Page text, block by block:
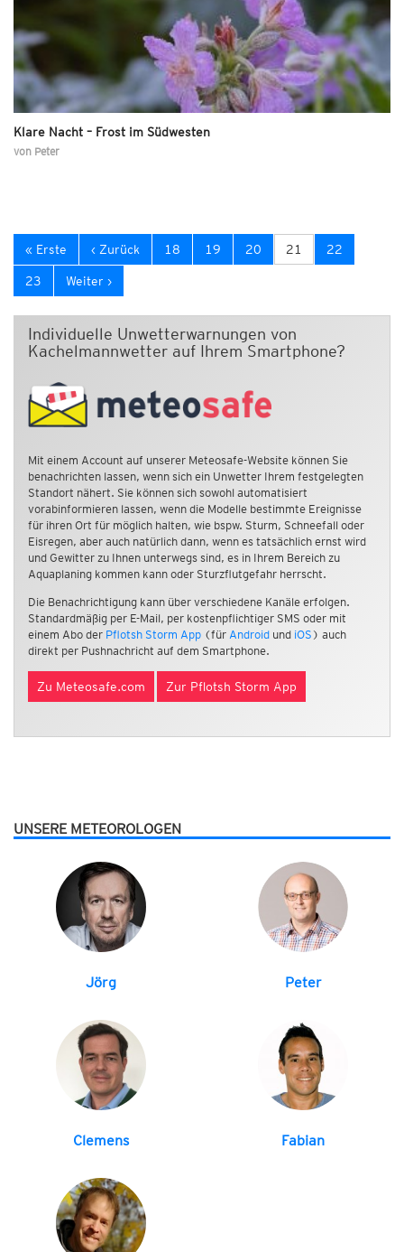
Klare Nacht – Frost im Südwesten
von Peter
« Erste ‹ Zurück 18 19 20 21 22
23 Weiter ›
Individuelle Unwetterwarnungen von
Kachelmannwetter auf Ihrem Smartphone?
Mit einem Account auf unserer Meteosafe-Website können Sie
benachrichten lassen, wenn sich ein Unwetter Ihrem festgelegten
Standort nähert. Sie können sich sowohl automatisiert
vorabinformieren lassen, wenn die Modelle bestimmte Ereignisse
für ihren Ort für möglich halten, wie bspw. Sturm, Schneefall oder
Eisregen, aber auch natürlich dann, wenn es tatsächlich ernst wird
und Gewitter zu Ihnen unterwegs sind, es in Ihrem Bereich zu
Aquaplaning kommen kann oder Sturzflutgefahr herrscht.
Die Benachrichtigung kann über verschiedene Kanäle erfolgen.
Standardmäßig per E-Mail, per kostenpflichtiger SMS oder mit
einem Abo der Pflotsh Storm App (für Android und iOS ) auch
direkt per Pushnachricht auf dem Smartphone.
Zu Meteosafe.com Zur Pflotsh Storm App
UNSERE METEOROLOGEN
Jörg Peter
Clemens Fabian